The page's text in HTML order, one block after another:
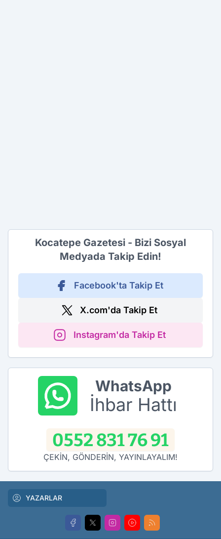
Kocatepe Gazetesi - Bizi Sosyal
Medyada Takip Edin!
Facebook'ta Takip Et
X.com'da Takip Et
Instagram'da Takip Et
WhatsApp
İhbar Hattı
0552 831 76 91
ÇEKİN, GÖNDERİN, YAYINLAYALIM!
YAZARLAR